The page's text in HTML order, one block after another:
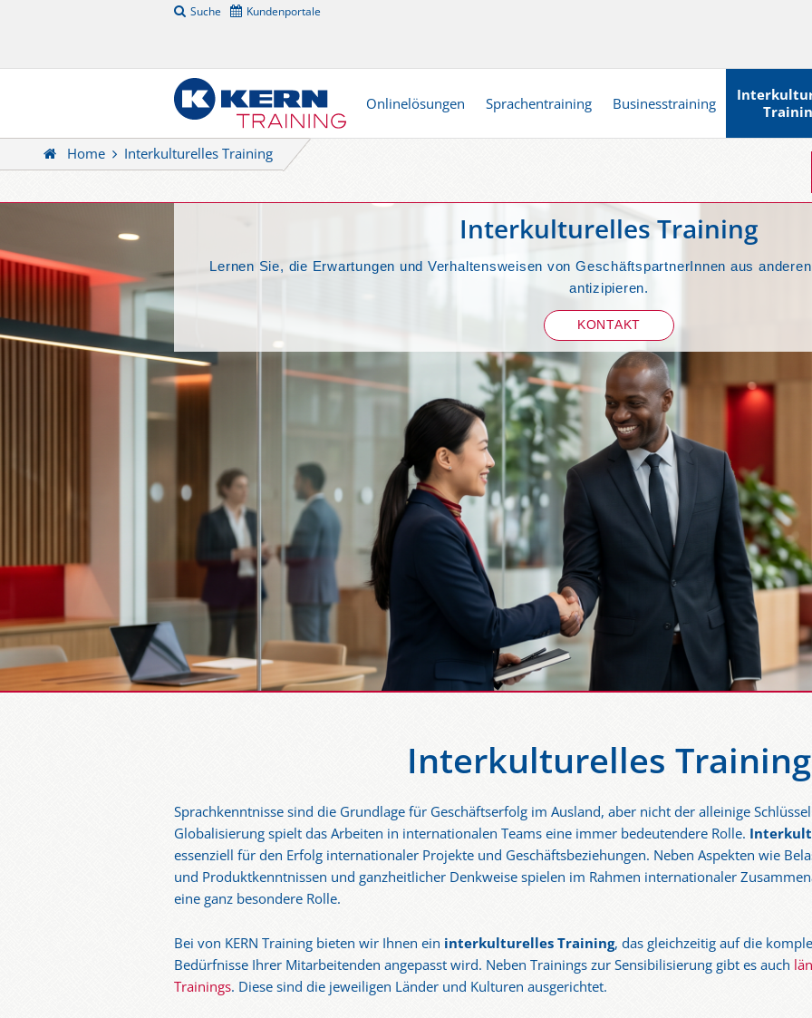
Suche Kundenportale
Onlinelösungen Sprachentraining Businesstraining
Home Interkulturelles Training
Interkulturelles Training
Lernen Sie, die Erwartungen und Verhaltensweisen von GeschäftspartnerInnen aus
antizipieren.
KONTAKT
Interkulturelles Training
Sprachkenntnisse sind die Grundlage für Geschäftserfolg im Ausland, aber nicht der alleinige
Globalisierung spielt das Arbeiten in internationalen Teams eine immer bedeutendere Rolle.
essenziell für den Erfolg internationaler Projekte und Geschäftsbeziehungen. Neben Aspekten wie
und Produktkenntnissen und ganzheitlicher Denkweise spielen im Rahmen internationaler
eine ganz besondere Rolle.
Bei von KERN Training bieten wir Ihnen ein interkulturelles Training, das gleichzeitig auf die
Bedürfnisse Ihrer Mitarbeitenden angepasst wird. Neben Trainings zur Sensibilisierung gibt es auch
Trainings. Diese sind die jeweiligen Länder und Kulturen ausgerichtet.